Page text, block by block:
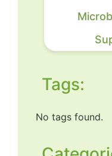
Tags:
No tags found.